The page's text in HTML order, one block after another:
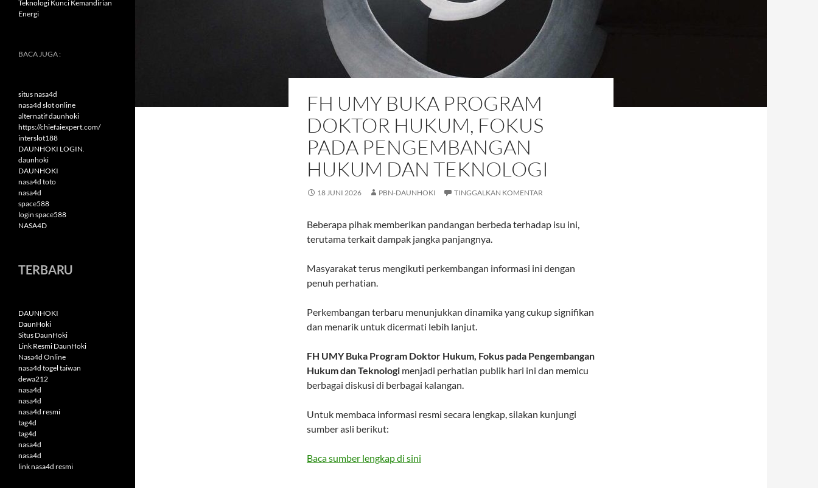
FH UMY BUKA PROGRAM
DOKTOR HUKUM, FOKUS
PADA PENGEMBANGAN
HUKUM DAN TEKNOLOGI
18 JUNI 2026 PBN-DAUNHOKI TINGGALKAN KOMENTAR
Beberapa pihak memberikan pandangan berbeda terhadap isu ini,
terutama terkait dampak jangka panjangnya.
Masyarakat terus mengikuti perkembangan informasi ini dengan
penuh perhatian.
Perkembangan terbaru menunjukkan dinamika yang cukup signifikan
dan menarik untuk dicermati lebih lanjut.
FH UMY Buka Program Doktor Hukum, Fokus pada Pengembangan
Hukum dan Teknologi menjadi perhatian publik hari ini dan memicu
berbagai diskusi di berbagai kalangan.
Untuk membaca informasi resmi secara lengkap, silakan kunjungi
sumber asli berikut:
Baca sumber lengkap di sini
Teknologi Kunci Kemandirian
Energi
BACA JUGA :
situs nasa4d
nasa4d slot online
alternatif daunhoki
https://chiefaiexpert.com/
interslot188
DAUNHOKI LOGIN.
daunhoki
DAUNHOKI
nasa4d toto
nasa4d
space588
login space588
NASA4D
TERBARU
DAUNHOKI
DaunHoki
Situs DaunHoki
Link Resmi DaunHoki
Nasa4d Online
nasa4d togel taiwan
dewa212
nasa4d
nasa4d
nasa4d resmi
tag4d
tag4d
nasa4d
nasa4d
link nasa4d resmi